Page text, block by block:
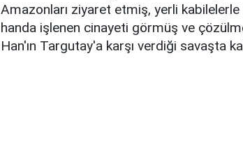
Amazonları ziyaret etmiş, yerli
handa işlenen cinayeti görmüş ve
Han'ın Targutay'a karşı verdiği savaşta